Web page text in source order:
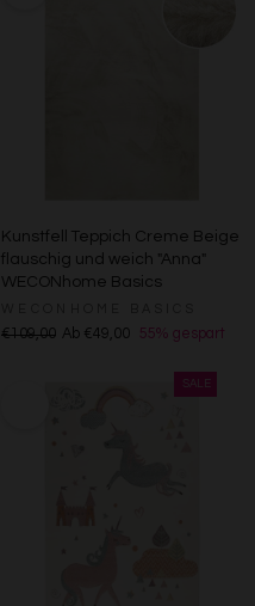
Kunstfell Teppich Creme Beige
flauschig und weich "Anna"
WECONhome Basics
€109,00 Ab €49,00 55% gespart